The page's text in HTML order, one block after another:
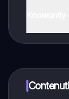
Knowunity
alcun limite!!